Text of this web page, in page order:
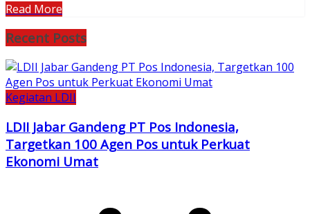
Read More
Recent Posts
Kegiatan LDII
LDII Jabar Gandeng PT Pos Indonesia,
Targetkan 100 Agen Pos untuk Perkuat
Ekonomi Umat